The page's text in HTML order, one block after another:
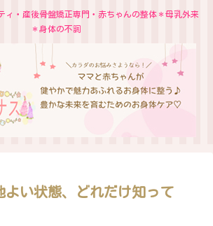
ィ・産後骨盤矯正専門・赤ちゃんの整体＊母乳外来
＊身体の不調
よい状態、どれだけ知って